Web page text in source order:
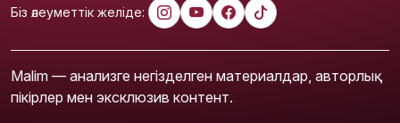
Біз әлеуметтік желіде:
Malim — анализге негізделген материалдар, авторлық
пікірлер мен эксклюзив контент.